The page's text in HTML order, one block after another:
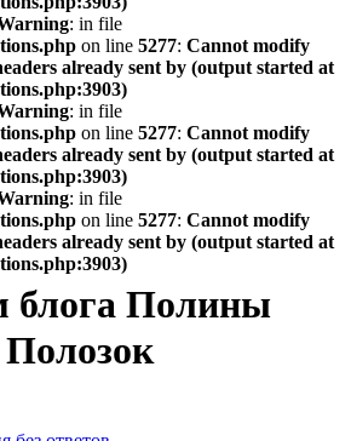
: in file
on line 5277: Cannot modify
already sent by (output started at
: in file
on line 5277: Cannot modify
already sent by (output started at
: in file
on line 5277: Cannot modify
already sent by (output started at
блога Полины
Полозок